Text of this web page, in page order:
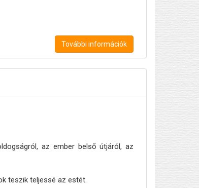
További információk
az ember belső útjáról, az
teszik teljessé az estét.